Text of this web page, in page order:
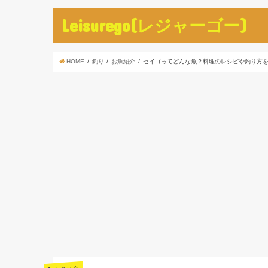
Leisurego(レジャーゴー)
HOME 釣り お魚紹介 セイゴってどんな魚？料理のレシピや釣り方を